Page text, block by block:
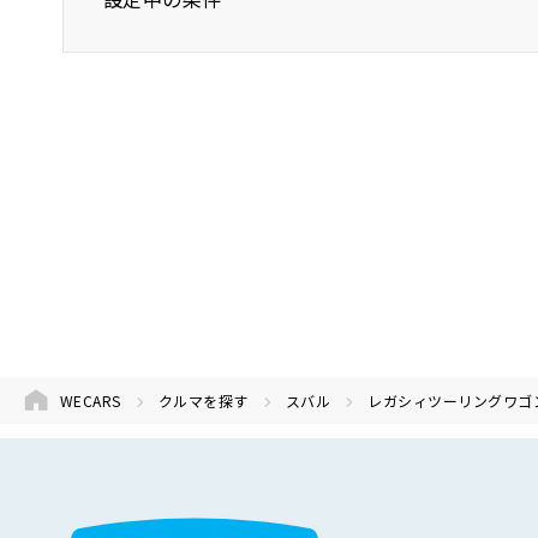
WECARS クルマを探す スバル レガシィツーリングワゴ